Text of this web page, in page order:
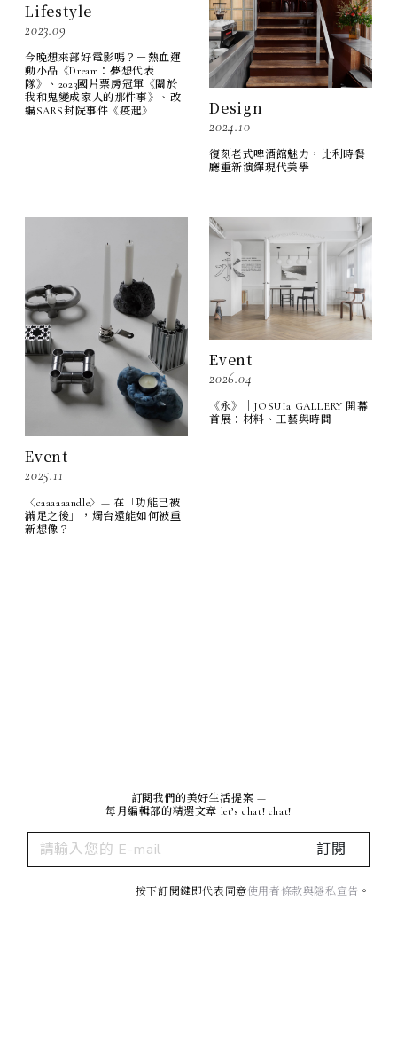
Lifestyle
2023.09
今晚想來部好電影嗎？－熱血運
動小品《Dream：夢想代表
隊》、2023國片票房冠軍《關於
我和鬼變成家人的那件事》、改
編SARS封院事件《疫起》
Design
2024.10
復刻老式啤酒館魅力，比利時餐
廳重新演繹現代美學
Event
2025.11
〈caaaaaandle〉— 在「功能已被
滿足之後」，燭台還能如何被重
新想像？
Event
2026.04
《永》｜JOSUIa GALLERY 開幕
首展：材料、工藝與時間
訂閱我們的美好生活提案 —
每月編輯部的精選文章 let’s chat! chat!
訂閱
按下訂閱鍵即代表同意使用者條款與隱私宣告 。